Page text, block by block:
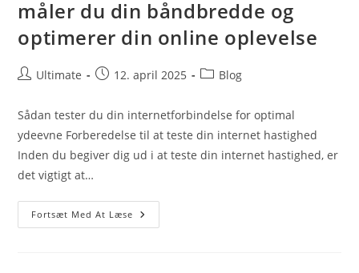
måler du din båndbredde og
optimerer din online oplevelse
PostUltimate
Post12. april 2025
PostBlog
Sådan tester du din internetforbindelse for optimal
ydeevne Forberedelse til at teste din internet hastighed
Inden du begiver dig ud i at teste din internet hastighed, er
det vigtigt at…
Fortsæt Med At Læse Test
Internet